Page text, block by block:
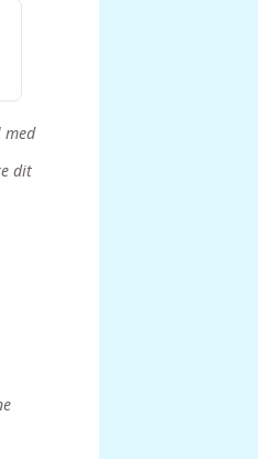
med
dit